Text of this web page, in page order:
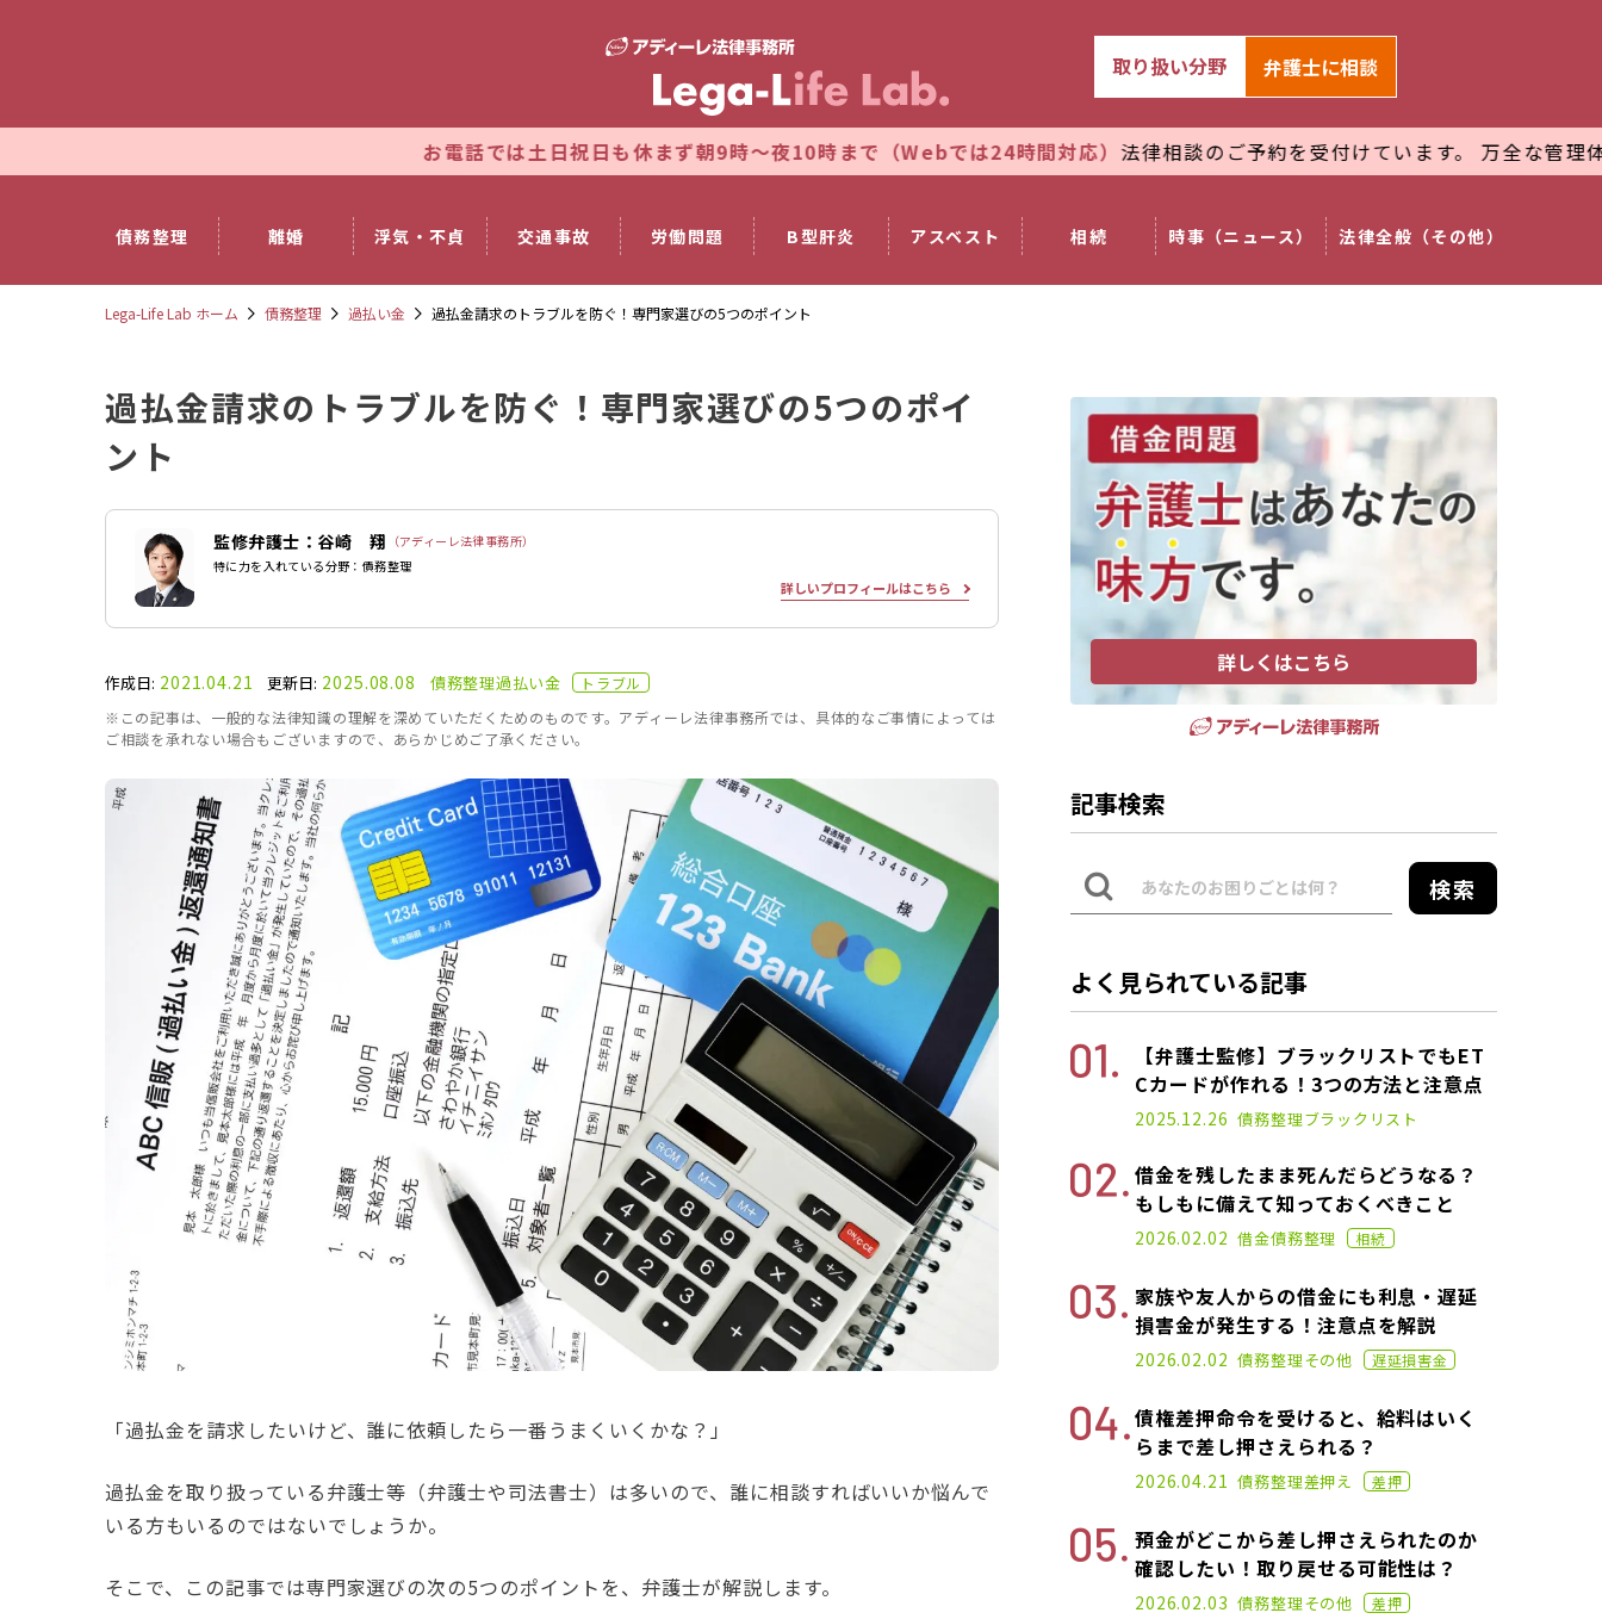
お電話では土日祝日も休まず朝9時～夜10時まで（Webでは24時間対応）法律相談のご予約を受付けています。 万全な管理体制でプライバ
債務整理 離婚 浮気・不貞 交通事故 労働問題 B型肝炎 アスベスト 相続 時事（ニュース） 法律全般（その他）
取り扱い分野 弁護士に相談
Lega-Life Lab ホーム 債務整理 過払い金 過払金請求のトラブルを防ぐ！専門家選びの5つのポイント
過払金請求のトラブルを防ぐ！専門家選びの5つのポイ
ント
監修弁護士：谷崎 翔 （アディーレ法律事務所）
特に力を入れている分野：債務整理
詳しいプロフィールはこちら
作成日: 2021.04.21 更新日: 2025.08.08 債務整理過払い金
トラブル
※この記事は、一般的な法律知識の理解を深めていただくためのものです。アディーレ法律事務所では、具体的なご事情によっては
ご相談を承れない場合もございますので、あらかじめご了承ください。
「過払金を請求したいけど、誰に依頼したら一番うまくいくかな？」
過払金を取り扱っている弁護士等（弁護士や司法書士）は多いので、誰に相談すればいいか悩んで
いる方もいるのではないでしょうか。
そこで、この記事では専門家選びの次の5つのポイントを、弁護士が解説します。
詳しくはこちら
記事検索
検索
よく見られている記事
【弁護士監修】ブラックリストでもET
Cカードが作れる！3つの方法と注意点
2021.01.14
2025.12.26 債務整理ブラックリスト
借金を残したまま死んだらどうなる？
もしもに備えて知っておくべきこと
2021.02.26
2026.02.02 借金債務整理 相続
家族や友人からの借金にも利息・遅延
損害金が発生する！注意点を解説
2022.07.06
2026.02.02 債務整理その他 遅延損害金
債権差押命令を受けると、給料はいく
らまで差し押さえられる？
2022.06.15
2026.04.21 債務整理差押え 差押
預金がどこから差し押さえられたのか
確認したい！取り戻せる可能性は？
2023.01.06
2026.02.03 債務整理その他 差押